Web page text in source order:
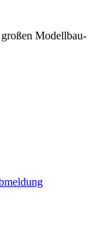
Modellbau-